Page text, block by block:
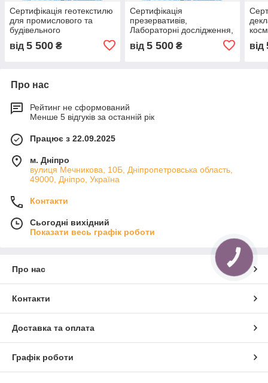
Сертифікація геотекстилю
для промислового та
будівельного
лабораторні
від 5 500 ₴
Сертифікація
презервативів,
Лабораторні дослідження,
сертифікат відповідності,
декларація, протоколи
від 5 500₴ від
Про нас
Рейтинг не сформований
Менше 5 відгуків за останній рік
Працює з 22.09.2025
м. Дніпро
вулиця Мечникова, 10Б, Дніпропетровська область,
49000, Дніпро, Україна
Контакти
Сьогодні вихідний
Показати весь графік роботи
Про нас
Контакти
Доставка та оплата
Графік роботи
КНОПКА
ЗВ'ЯЗКУ